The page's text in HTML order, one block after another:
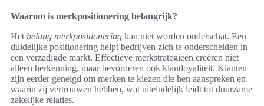
Waarom is merkpositionering belangrijk?
Het belang merkpositionering kan niet worden onderschat. Een
duidelijke positionering helpt bedrijven zich te onderscheiden in
een verzadigde markt. Effectieve merkstrategieën creëren niet
alleen herkenning, maar bevorderen ook klantloyaliteit. Klanten
zijn eerder geneigd om merken te kiezen die hen aanspreken en
waarin zij vertrouwen hebben, wat uiteindelijk leidt tot duurzame
zakelijke relaties.